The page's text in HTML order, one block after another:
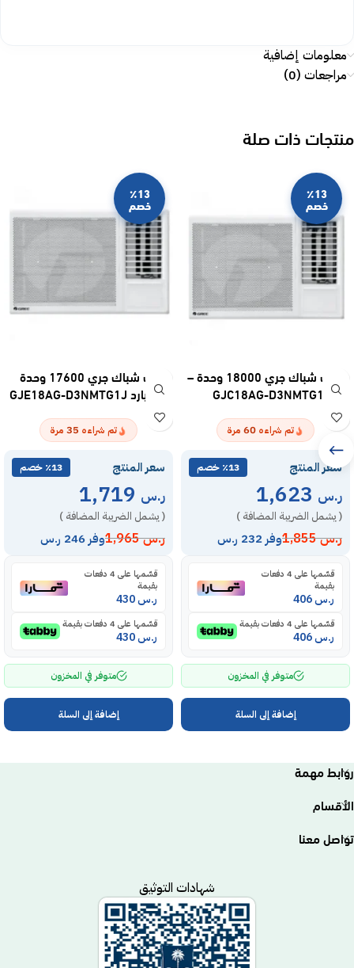
معلومات إضافية
مراجعات (0)
منتجات ذات صلة
٪13
خصم
مكيف شباك جري 18000 وحدة –
بارد GJC18AG-D3NMTG1J
تم شراءه 60 مرة
سعر المنتج ٪13 خصم
ر.س
( يشمل الضريبة المضافة )
ر.س1,855 وفر 232 ر.س
قسّمها على 4 دفعات
بقيمة
ر.س
قسّمها على 4 دفعات بقيمة
ر.س
متوفر في المخزون
إضافة إلى السلة
٪13
خصم
مكيف شباك جري 17600 وحدة
حار – بارد GJE18AG-D3NMTG1J
تم شراءه 35 مرة
سعر المنتج ٪13 خصم
ر.س
( يشمل الضريبة المضافة )
ر.س1,965 وفر 246 ر.س
قسّمها على 4 دفعات
بقيمة
ر.س
قسّمها على 4 دفعات بقيمة
ر.س
متوفر في المخزون
إضافة إلى السلة
روابط مهمة
الأقسام
تواصل معنا
شهادات التوثيق